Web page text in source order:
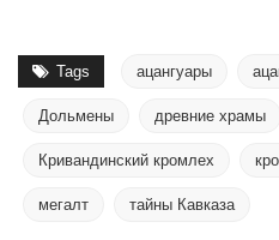
Tags ацангуары
Дольмены древние храмы
Кривандинский кромлех
мегалт тайны Кавказа